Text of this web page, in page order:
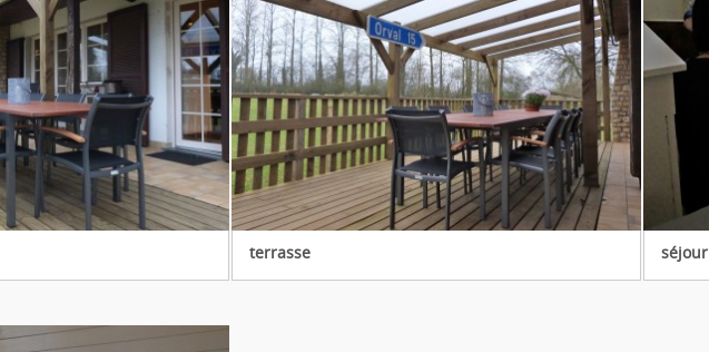
terrasse séjour